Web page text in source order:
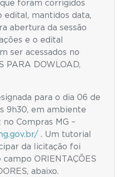
foram corrigidos
edital, mantidos data,
abertura da sessão
e o edital
ser acessados no
PARA DOWLOAD,
para o dia 06 de
9h30, em ambiente
Compras MG –
. Um tutorial
da licitação foi
ORIENTAÇÕES
abaixo.